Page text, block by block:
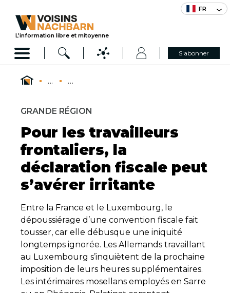
FR
L’information libre et mitoyenne
S'abonner
... ...
GRANDE RÉGION
Pour les travailleurs
frontaliers, la
déclaration fiscale peut
s’avérer irritante
Entre la France et le Luxembourg, le
dépoussiérage d’une convention fiscale fait
tousser, car elle débusque une iniquité
longtemps ignorée. Les Allemands travaillant
au Luxembourg s’inquiètent de la prochaine
imposition de leurs heures supplémentaires.
Les intérimaires mosellans employés en Sarre